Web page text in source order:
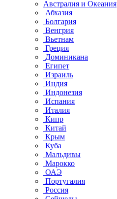
Австралия и Океания
Абхазия
Болгария
Венгрия
Вьетнам
Греция
Доминикана
Египет
Израиль
Индия
Индонезия
Испания
Италия
Кипр
Китай
Крым
Куба
Мальдивы
Марокко
ОАЭ
Португалия
Россия